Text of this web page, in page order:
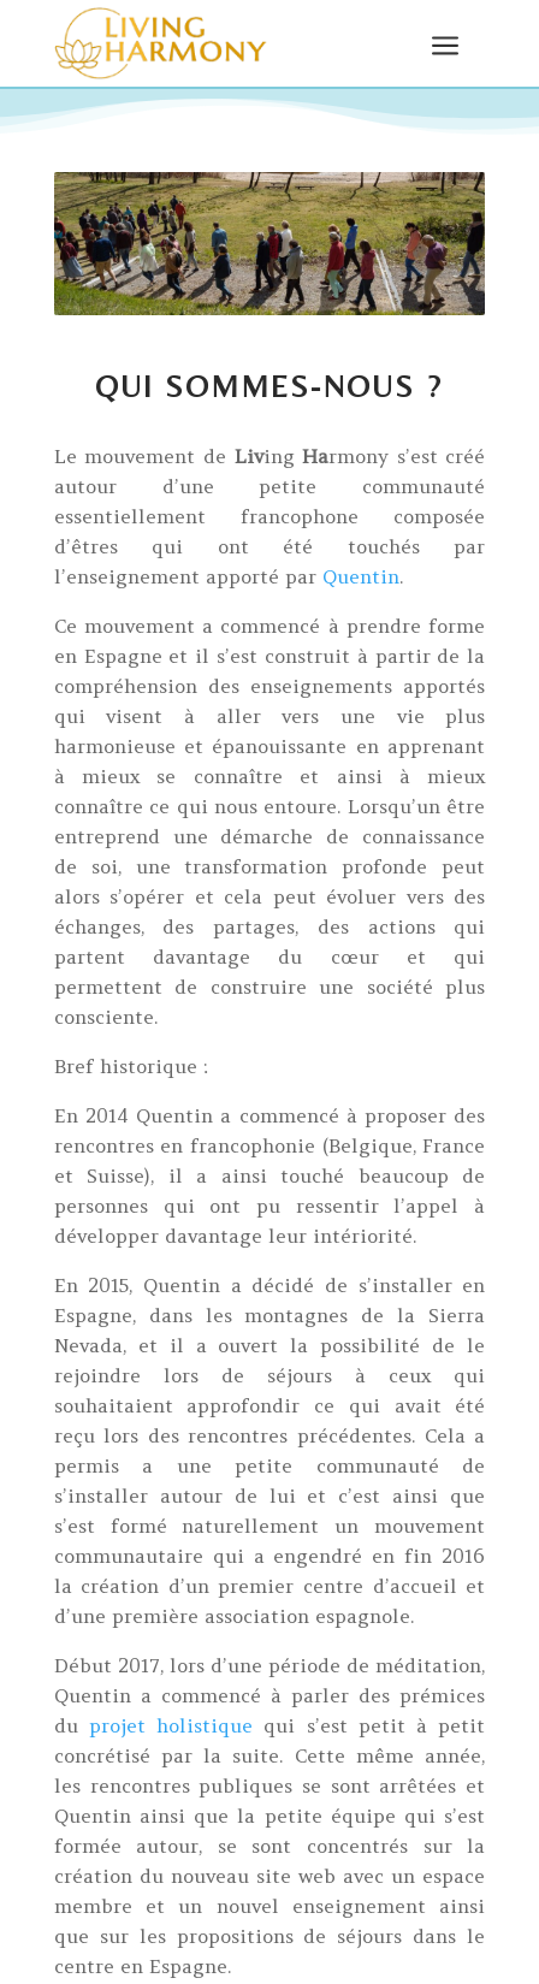
a
QUI SOMMES-NOUS ?
Le mouvement de LivingHarmony s’est créé
autour d’une petite communauté
essentiellement francophone composée
d’êtres qui ont été touchés par
l’enseignement apporté par Quentin.
Ce mouvement a commencé à prendre forme
en Espagne et il s’est construit à partir de la
compréhension des enseignements apportés
qui visent à aller vers une vie plus
harmonieuse et épanouissante en apprenant
à mieux se connaître et ainsi à mieux
connaître ce qui nous entoure. Lorsqu’un être
entreprend une démarche de connaissance
de soi, une transformation profonde peut
alors s’opérer et cela peut évoluer vers des
échanges, des partages, des actions qui
partent davantage du cœur et qui
permettent de construire une société plus
consciente.
Bref historique :
En 2014 Quentin a commencé à proposer des
rencontres en francophonie (Belgique, France
et Suisse), il a ainsi touché beaucoup de
personnes qui ont pu ressentir l’appel à
développer davantage leur intériorité.
En 2015, Quentin a décidé de s’installer en
Espagne, dans les montagnes de la Sierra
Nevada, et il a ouvert la possibilité de le
rejoindre lors de séjours à ceux qui
souhaitaient approfondir ce qui avait été
reçu lors des rencontres précédentes. Cela a
permis a une petite communauté de
s’installer autour de lui et c’est ainsi que
s’est formé naturellement un mouvement
communautaire qui a engendré en fin 2016
la création d’un premier centre d’accueil et
d’une première association espagnole.
Début 2017, lors d’une période de méditation,
Quentin a commencé à parler des prémices
du projet holistique qui s’est petit à petit
concrétisé par la suite. Cette même année,
les rencontres publiques se sont arrêtées et
Quentin ainsi que la petite équipe qui s’est
formée autour, se sont concentrés sur la
création du nouveau site web avec un espace
membre et un nouvel enseignement ainsi
que sur les propositions de séjours dans le
centre en Espagne.